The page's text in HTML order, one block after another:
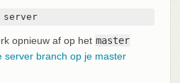
server
opnieuw af op het master
server branch op je master